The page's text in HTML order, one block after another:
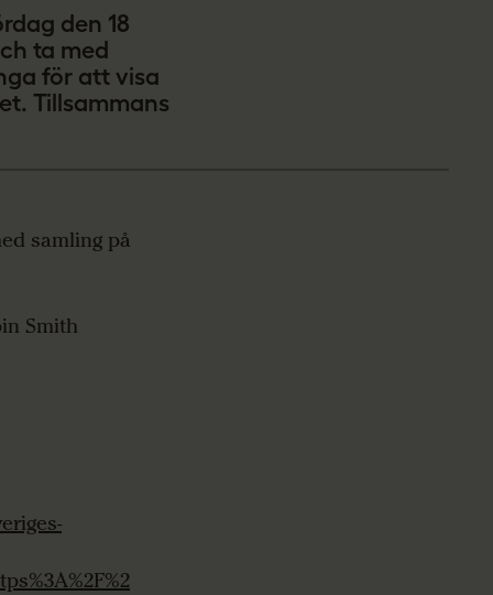
den 18
ta med
för att visa
Tillsammans
samling på
Smith